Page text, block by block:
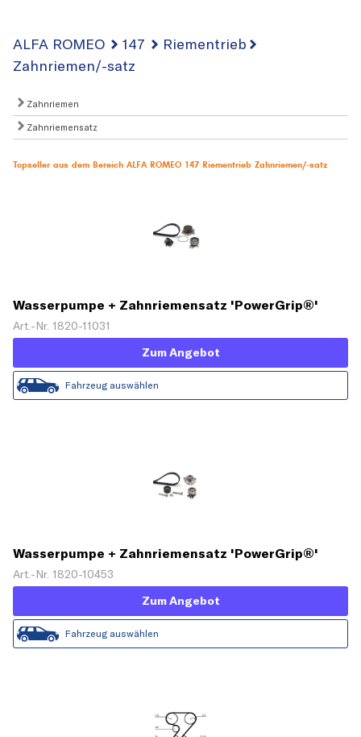
ALFA ROMEO 147
Riementrieb
Zahnriemen/-satz
Zahnriemen
Zahnriemensatz
Topseller aus dem Bereich ALFA ROMEO 147 Riementrieb Zahnriemen/-satz
Wasserpumpe + Zahnriemensatz 'PowerGrip®'
Art.-Nr. 1820-11031
Zum Angebot
Fahrzeug auswählen
Wasserpumpe + Zahnriemensatz 'PowerGrip®'
Art.-Nr. 1820-10453
Zum Angebot
Fahrzeug auswählen